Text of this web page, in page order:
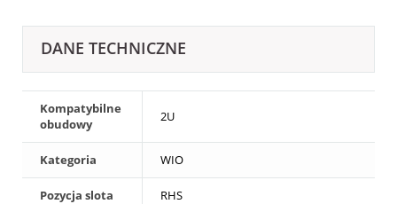
DANE TECHNICZNE
Kompatybilne
obudowy
2U
Kategoria WIO
Pozycja slota RHS